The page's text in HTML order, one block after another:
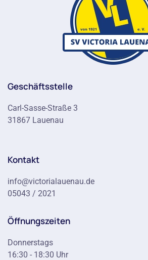
Geschäftsstelle
Carl-Sasse-Straße 3
31867 Lauenau
Kontakt
info@victorialauenau.de
05043 / 2021
Öffnungszeiten
Donnerstags
16:30 - 18:30 Uhr